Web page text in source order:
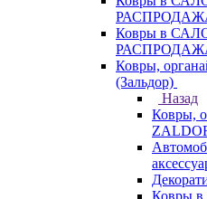
Ковры в
Ковры,
(Зальдор)
Назад
Ковры,
Ковры в